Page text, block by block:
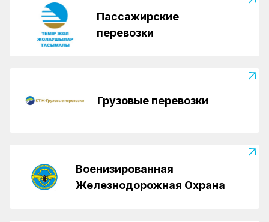
Пассажирские
перевозки
Грузовые перевозки
Военизированная
Железнодорожная Охрана